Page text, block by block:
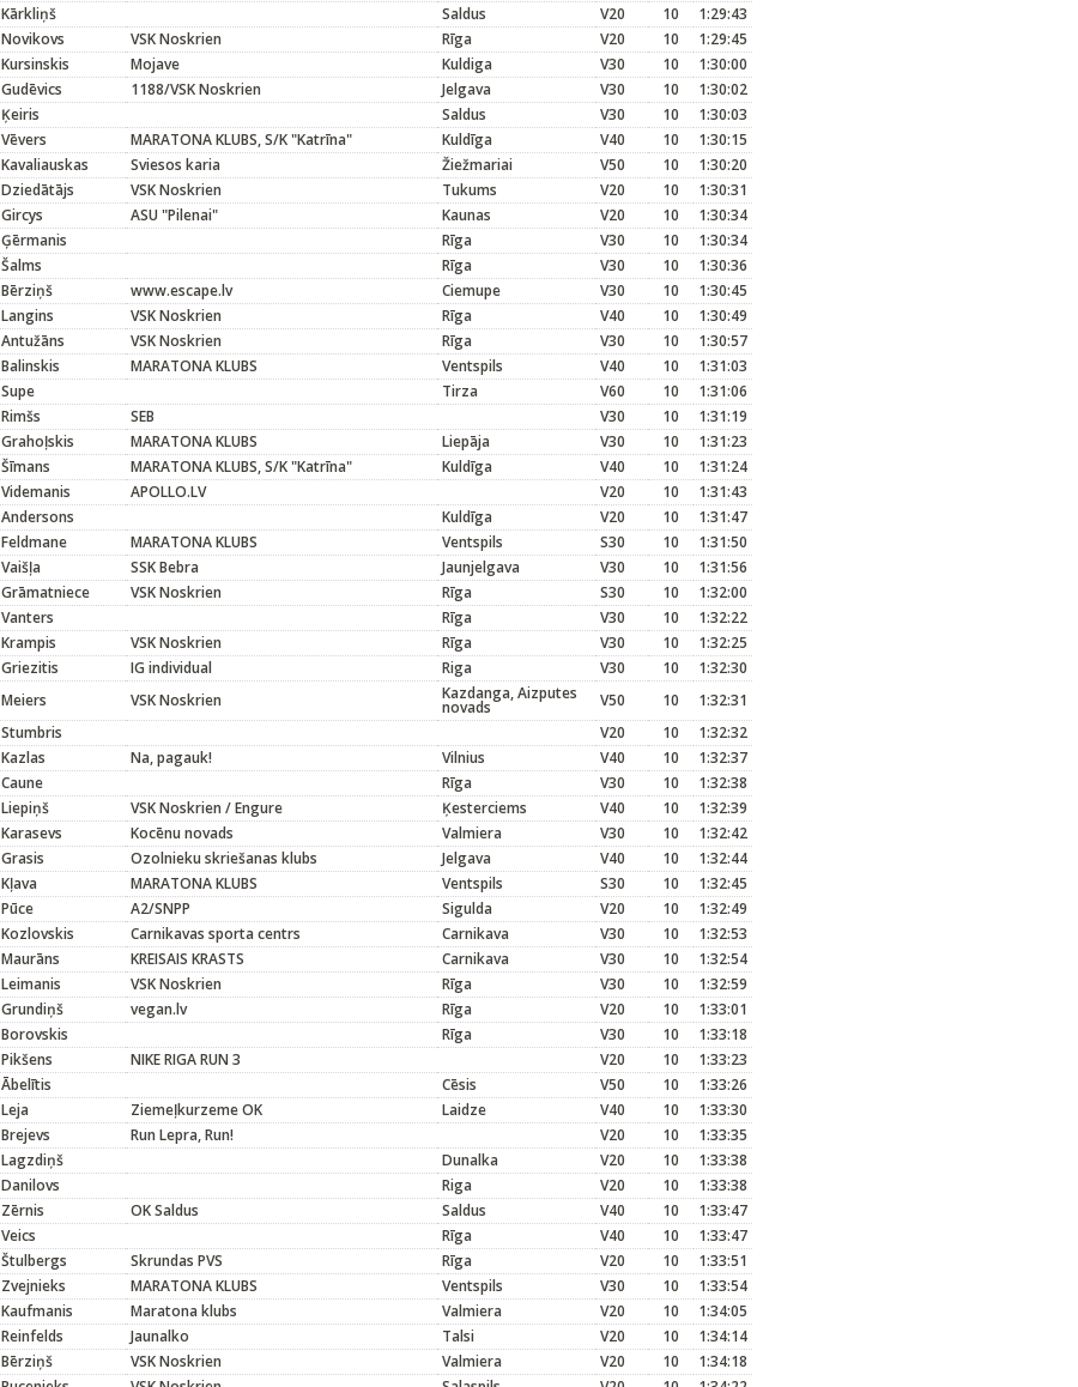
Kārkliņš Saldus V20 10
1:29:43
Novikovs VSK Noskrien Rīga V20 10
1:29:45
Kursinskis Mojave Kuldiga V30 10
1:30:00
Gudēvics 1188/VSK Noskrien Jelgava V30 10
1:30:02
Ķeiris Saldus V30 10
1:30:03
Vēvers MARATONA KLUBS, S/K "Katrīna" Kuldīga V40 10
1:30:15
Kavaliauskas Sviesos karia Žiežmariai V50 10
1:30:20
Dziedātājs VSK Noskrien Tukums V20 10
1:30:31
Gircys ASU "Pilenai" Kaunas V20 10
1:30:34
Ģērmanis Rīga V30 10
1:30:34
Šalms Rīga V30 10
1:30:36
Bērziņš www.escape.lv Ciemupe V30 10
1:30:45
Langins VSK Noskrien Rīga V40 10
1:30:49
Antužāns VSK Noskrien Rīga V30 10
1:30:57
Balinskis MARATONA KLUBS Ventspils V40 10
1:31:03
Supe Tirza V60 10
1:31:06
Rimšs SEB V30 10
1:31:19
Grahoļskis MARATONA KLUBS Liepāja V30 10
1:31:23
Šīmans MARATONA KLUBS, S/K "Katrīna" Kuldīga V40 10
1:31:24
Videmanis APOLLO.LV V20 10
1:31:43
Andersons Kuldīga V20 10
1:31:47
Feldmane MARATONA KLUBS Ventspils S30 10
1:31:50
Vaišļa SSK Bebra Jaunjelgava V30 10
1:31:56
Grāmatniece VSK Noskrien Rīga S30 10
1:32:00
Vanters Rīga V30 10
1:32:22
Krampis VSK Noskrien Rīga V30 10
1:32:25
Griezitis IG individual Riga V30 10
1:32:30
Meiers VSK Noskrien Kazdanga, Aizputes
novads V50 10
1:32:31
Stumbris V20 10
1:32:32
Kazlas Na, pagauk! Vilnius V40 10
1:32:37
Caune Rīga V30 10
1:32:38
Liepiņš VSK Noskrien / Engure Ķesterciems V40 10
1:32:39
Karasevs Kocēnu novads Valmiera V30 10
1:32:42
Grasis Ozolnieku skriešanas klubs Jelgava V40 10
1:32:44
Kļava MARATONA KLUBS Ventspils S30 10
1:32:45
Pūce A2/SNPP Sigulda V20 10
1:32:49
Kozlovskis Carnikavas sporta centrs Carnikava V30 10
1:32:53
Maurāns KREISAIS KRASTS Carnikava V30 10
1:32:54
Leimanis VSK Noskrien Rīga V30 10
1:32:59
Grundiņš vegan.lv Rīga V20 10
1:33:01
Borovskis Rīga V30 10
1:33:18
Pikšens NIKE RIGA RUN 3 V20 10
1:33:23
Ābelītis Cēsis V50 10
1:33:26
Leja Ziemeļkurzeme OK Laidze V40 10
1:33:30
Brejevs Run Lepra, Run! V20 10
1:33:35
Lagzdiņš Dunalka V20 10
1:33:38
Danilovs Riga V20 10
1:33:38
Zērnis OK Saldus Saldus V40 10
1:33:47
Veics Rīga V40 10
1:33:47
Štulbergs Skrundas PVS Rīga V20 10
1:33:51
Zvejnieks MARATONA KLUBS Ventspils V30 10
1:33:54
Kaufmanis Maratona klubs Valmiera V20 10
1:34:05
Reinfelds Jaunalko Talsi V20 10
1:34:14
Bērziņš VSK Noskrien Valmiera V20 10
1:34:18